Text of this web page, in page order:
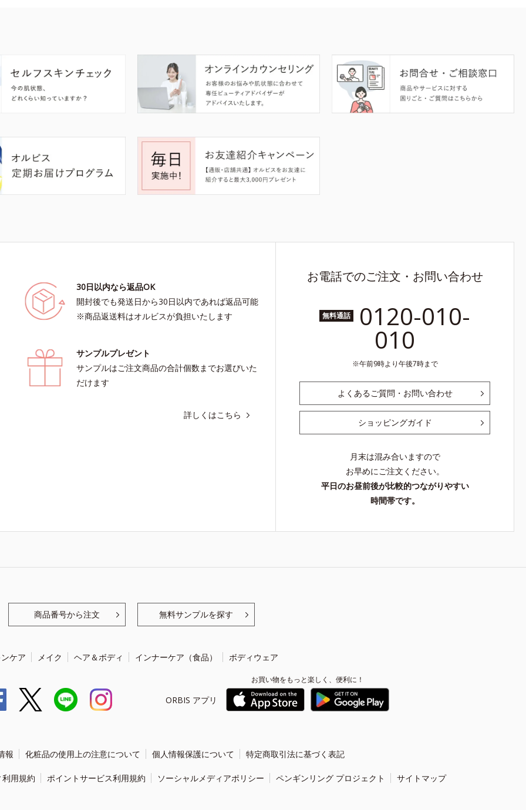
30日以内なら返品OK
開封後でも発送日から30日以内であれば返品可能
※商品返送料はオルビスが負担いたします
サンプルプレゼント
サンプルはご注文商品の合計個数までお選びいた
だけます
詳しくはこちら
お電話でのご注文・お問い合わせ
無料通話 0120-010-
010
午前9時より午後7時まで
よくあるご質問・お問い合わせ
ショッピングガイド
月末は混み合いますので
お早めにご注文ください。
平日のお昼前後が比較的つながりやすい
時間帯です。
商品番号から注文 無料サンプルを探す
ケア メイク ヘア＆ボディ インナーケア（食品） ボディウェア
ORBIS アプリ
お買い物をもっと楽しく、便利に！
報 化粧品の使用上の注意について 個人情報保護について 特定商取引法に基づく表記
用規約 ポイントサービス利用規約 ソーシャルメディアポリシー ペンギンリング プロジェクト サイトマップ